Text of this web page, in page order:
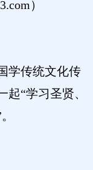
）
学传统文化传
“学习圣贤、